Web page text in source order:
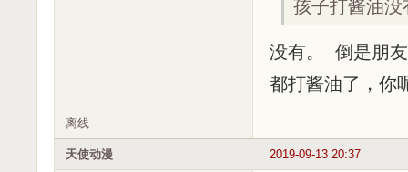
孩子打酱油没
没有。 倒是朋
都打酱油了，你
离线
2019-09-13 20:37
天使动漫